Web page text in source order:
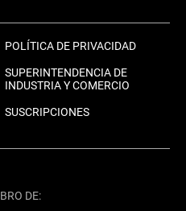
POLÍTICA DE PRIVACIDAD
SUPERINTENDENCIA DE
INDUSTRIA Y COMERCIO
SUSCRIPCIONES
DE: